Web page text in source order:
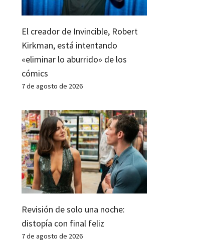
El creador de Invincible, Robert
Kirkman, está intentando
«eliminar lo aburrido» de los
cómics
7 de agosto de 2026
Revisión de solo una noche:
distopía con final feliz
7 de agosto de 2026